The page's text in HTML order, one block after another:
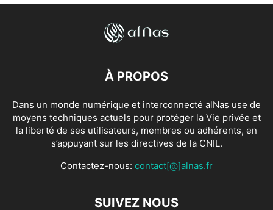
À PROPOS
Dans un monde numérique et interconnecté alNas use de
moyens techniques actuels pour protéger la Vie privée et
la liberté de ses utilisateurs, membres ou adhérents, en
s’appuyant sur les directives de la CNIL.
Contactez-nous: contact[@]alnas.fr
SUIVEZ NOUS